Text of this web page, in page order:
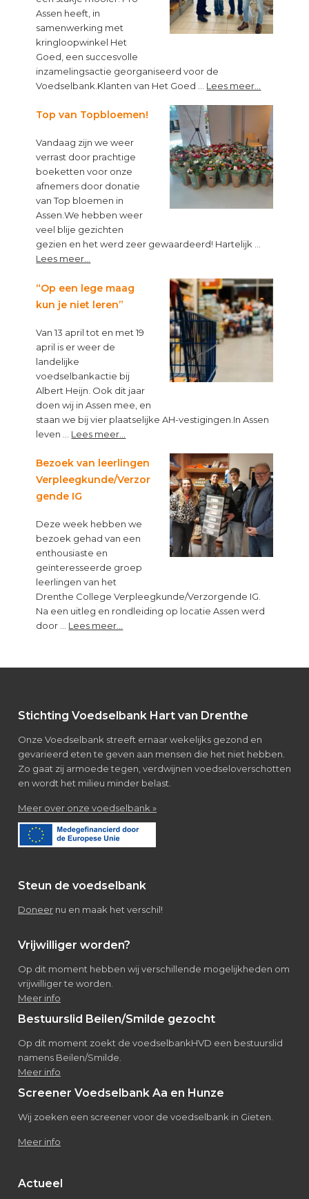
Assen heeft, in
samenwerking met
kringloopwinkel Het
Goed, een succesvolle
inzamelingsactie georganiseerd voor de
Voedselbank.Klanten van Het Goed … Lees meer...
muntjes,
groot
verschil!
Top van Topbloemen!
Vandaag zijn we weer
verrast door prachtige
boeketten voor onze
afnemers door donatie
van Top bloemen in
Assen.We hebben weer
veel blije gezichten
gezien en het werd zeer gewaardeerd! Hartelijk …
Lees meer...
van
Topbloemen!
“Op een lege maag
kun je niet leren”
Van 13 april tot en met 19
april is er weer de
landelijke
voedselbankactie bij
Albert Heijn. Ook dit jaar
doen wij in Assen mee, en
staan we bij vier plaatselijke AH-vestigingen.In Assen
leven … Lees meer...
een
lege
je
niet
Bezoek van leerlingen
Verpleegkunde/Verzor
gende IG
Deze week hebben we
bezoek gehad van een
enthousiaste en
geïnteresseerde groep
leerlingen van het
Drenthe College Verpleegkunde/Verzorgende IG.
Na een uitleg en rondleiding op locatie Assen werd
door … Lees meer...
leerlingen
Footer
Stichting Voedselbank Hart van Drenthe
Onze Voedselbank streeft ernaar wekelijks gezond en
gevarieerd eten te geven aan mensen die het niet hebben.
Zo gaat zij armoede tegen, verdwijnen voedseloverschotten
en wordt het milieu minder belast.
Meer over onze voedselbank »about
Steun de voedselbank
Doneer nu en maak het verschil!
Vrijwilliger worden?
Op dit moment hebben wij verschillende mogelijkheden om
vrijwilliger te worden.
Meer info
Bestuurslid Beilen/Smilde gezocht
Op dit moment zoekt de voedselbankHVD een bestuurslid
namens Beilen/Smilde.
Meer info
Screener Voedselbank Aa en Hunze
Wij zoeken een screener voor de voedselbank in Gieten.
Meer info
Actueel